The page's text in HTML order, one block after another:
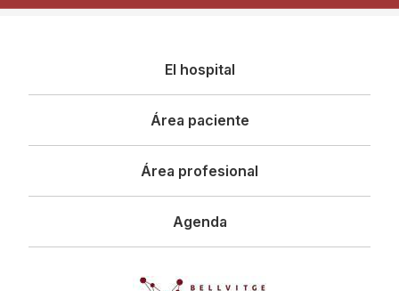
principal
El hospital
Área paciente
Área profesional
Agenda